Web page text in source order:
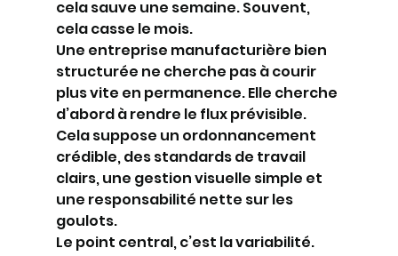
cela sauve une semaine. Souvent,
cela casse le mois.
Une entreprise manufacturière bien
structurée ne cherche pas à courir
plus vite en permanence. Elle cherche
d’abord à rendre le flux prévisible.
Cela suppose un ordonnancement
crédible, des standards de travail
clairs, une gestion visuelle simple et
une responsabilité nette sur les
goulots.
Le point central, c’est la variabilité.